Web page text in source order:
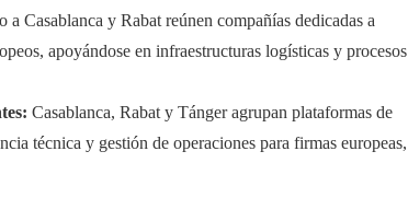
a Casablanca y Rabat reúnen compañías dedicadas a
apoyándose en infraestructuras logísticas y procesos
Casablanca, Rabat y Tánger agrupan plataformas de
técnica y gestión de operaciones para firmas europeas,